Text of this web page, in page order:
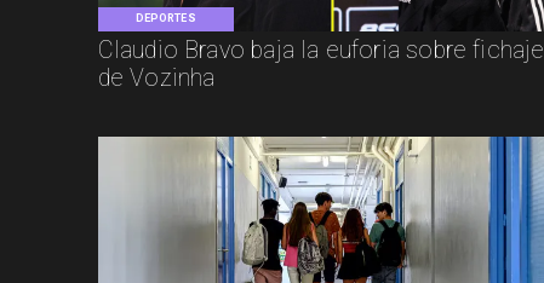
DEPORTES
Claudio Bravo baja la euforia sobre fichaje
de Vozinha